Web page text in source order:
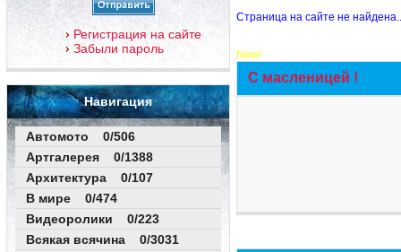
Регистрация на сайте
Забыли пароль
Навигация
Автомото 0/506
Артгалерея 0/1388
Архитектура 0/107
В мире 0/474
Видеоролики 0/223
Всякая всячина 0/3031
Страница на сайте не
New!
С масленицей !